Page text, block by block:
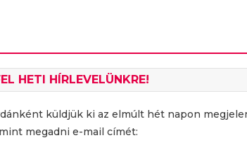
HETI HÍRLEVELÜNKRE!
küldjük ki az elmúlt hét napon
megadni e-mail címét: